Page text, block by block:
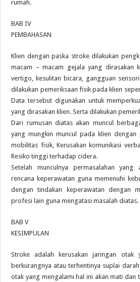
rumah.
BAB IV
PEMBAHASAN
Klien dengan paska stroke dilakukan
macam – macam gejala yang dirasakan
vertigo, kesulitan bicara, gangguan
dilakukan pemeriksaan fisik pada klien
Data tersebut digunakan untuk
yang dirasakan klien. Serta dilakukan
Dari rumusan diatas akan muncul
yang mungkin muncul pada klien dengan
mobilitas fisik, Kerusakan komunikasi
Resiko tinggi terhadap cidera.
Setelah munculnya permasalahan yang
rencana keperawatan guna memenuhi
dengan tindakan keperawatan dengan
profesi lain guna mengatasi masalah diatas.
BAB V
KESIMPULAN
Stroke adalah kerusakan jaringan otak
berkurangnya atau terhentinya suplai
otak yang mengalami hal ini akan mati